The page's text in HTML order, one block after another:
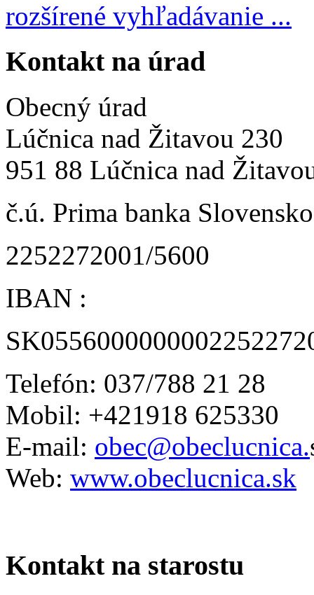
rozšírené vyhľadávanie ...
Kontakt na úrad
Obecný úrad
Lúčnica nad Žitavou 230
951 88 Lúčnica nad
č.ú. Prima banka
2252272001/5600
IBAN :
Telefón: 037/788 21 28
Mobil: +421918 625330
E-mail: obec@obeclucnica.
Web: www.obeclucnica.sk
Kontakt na starostu